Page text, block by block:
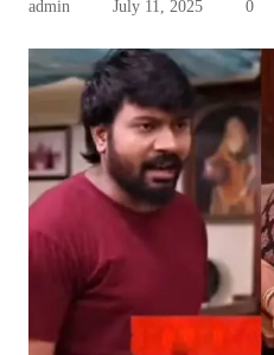
admin July 11, 2025 0